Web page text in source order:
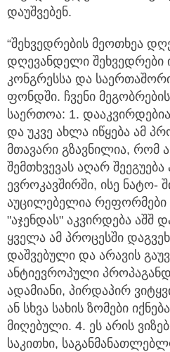
დაუშვებენ.
“შეხვედრების მეოთხეა
დღევანდელი შეხვედრები
კონგრესსა და
ფონდში. ჩვენი
საერთოა: 1.
და უკვე ახლა იწყება ამ
მთავარი გზავნილია, რომ
შემთხვევას აღარ
ევროკავშირში, ისე ნატო-
აუცილებელია
"აჯენდას" აკვირდება აშშ
ყველა ამ პროცესში
დაშვებული და არავის
ანტიევროპული
ადამიანი, პირდაპირ
ან სხვა სახის ზომები
მიღებული. 4. ეს არის
საკითხი,